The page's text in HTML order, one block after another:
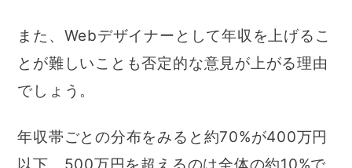
また、Webデザイナーとして年収を上げるこ
とが難しいことも否定的な意見が上がる理由
でしょう。
年収帯ごとの分布をみると約70%が400万円